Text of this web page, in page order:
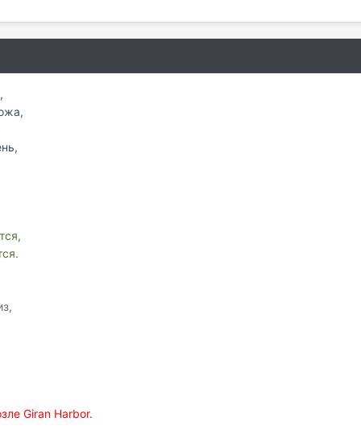
Giran Harbor.